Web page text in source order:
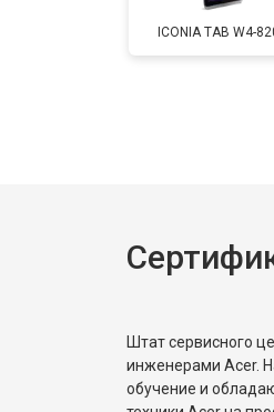
ICONIA TAB W4-
Штат сервисного
инженерами Acer.
обучение и